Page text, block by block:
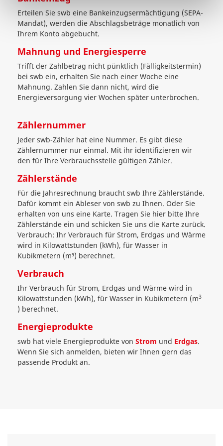
Erteilen Sie swb eine Bankeinzugsermächtigung (SEPA-
Mandat), werden die Abschlagsbeträge monatlich von
Ihrem Konto abgebucht.
Mahnung und Energiesperre
Trifft der Zahlbetrag nicht pünktlich (Fälligkeitstermin)
bei swb ein, erhalten Sie nach einer Woche eine
Mahnung. Zahlen Sie dann nicht, wird die
Energieversorgung vier Wochen später unterbrochen.
Zählernummer
Jeder swb-Zähler hat eine Nummer. Es gibt diese
Zählernummer nur einmal. Mit ihr identifizieren wir
den für Ihre Verbrauchsstelle gültigen Zähler.
Zählerstände
Für die Jahresrechnung braucht swb Ihre Zählerstände.
Dafür kommt ein Ableser von swb zu Ihnen. Oder Sie
erhalten von uns eine Karte. Tragen Sie hier bitte Ihre
Zählerstände ein und schicken Sie uns die Karte zurück.
Verbrauch: Ihr Verbrauch für Strom, Erdgas und Wärme
wird in Kilowattstunden (kWh), für Wasser in
Kubikmetern (m³) berechnet.
Verbrauch
Ihr Verbrauch für Strom, Erdgas und Wärme wird in
Kilowattstunden (kWh), für Wasser in Kubikmetern (m3
) berechnet.
Energieprodukte
swb hat viele Energieprodukte von Strom und Erdgas.
Wenn Sie sich anmelden, bieten wir Ihnen gern das
passende Produkt an.